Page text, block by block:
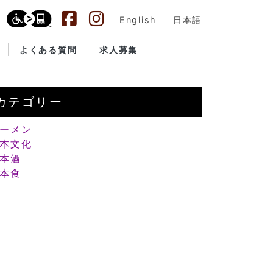
English 日本語
よくある質問 求人募集
テゴリー
メン
文化
酒
食